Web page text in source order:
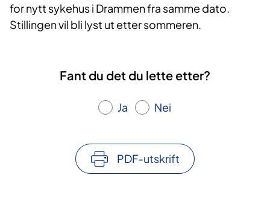
for nytt sykehus i Drammen fra samme dato.
Stillingen vil bli lyst ut etter sommeren.
Fant du det du lette etter?
Ja Nei
PDF-utskrift